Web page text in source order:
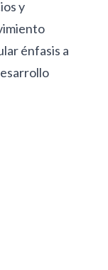
y
énfasis a